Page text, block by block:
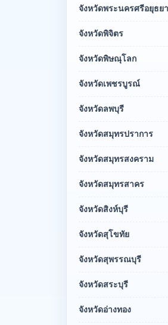
จังหวัดพระนครศรีอยุธยา
จังหวัดพิจิตร
จังหวัดพิษณุโลก
จังหวัดเพชรบูรณ์
จังหวัดลพบุรี
จังหวัดสมุทรปราการ
จังหวัดสมุทรสงคราม
จังหวัดสมุทรสาคร
จังหวัดสิงห์บุรี
จังหวัดสุโขทัย
จังหวัดสุพรรณบุรี
จังหวัดสระบุรี
จังหวัดอ่างทอง